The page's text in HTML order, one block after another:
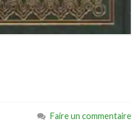
Faire un commentaire